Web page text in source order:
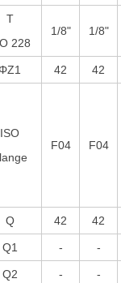
T
228
1/8" 1/8"
42 42
ISO
F04 F04
Q 42 42
Q1 - -
Q2 - -